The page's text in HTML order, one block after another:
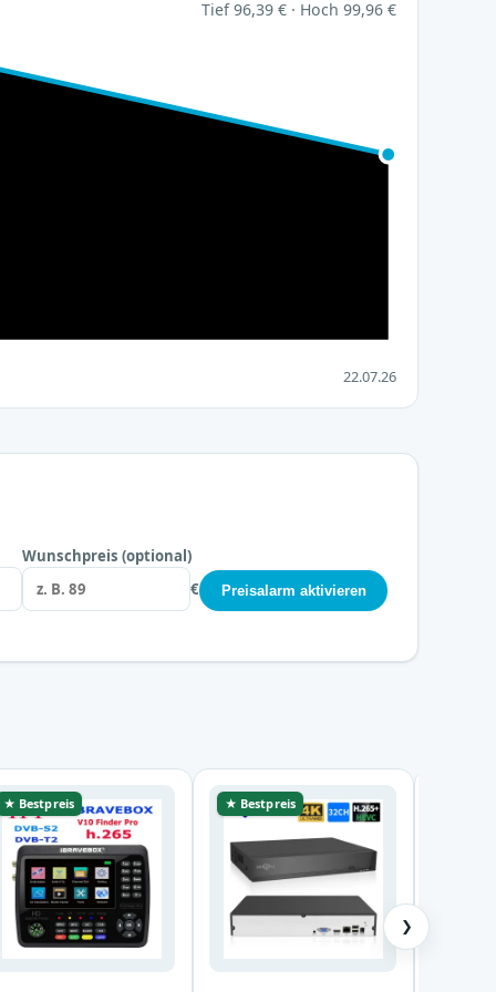
Tief 96,39 € · Hoch 99,96 €
22.07.26
Wunschpreis (optional)
€
Preisalarm aktivieren
★ Bestpreis ★ Bestpreis
❯